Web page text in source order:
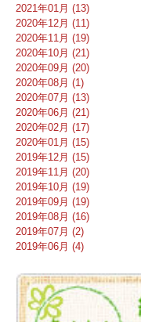
2021年01月 (13)
2020年12月 (11)
2020年11月 (19)
2020年10月 (21)
2020年09月 (20)
2020年08月 (1)
2020年07月 (13)
2020年06月 (21)
2020年02月 (17)
2020年01月 (15)
2019年12月 (15)
2019年11月 (20)
2019年10月 (19)
2019年09月 (19)
2019年08月 (16)
2019年07月 (2)
2019年06月 (4)